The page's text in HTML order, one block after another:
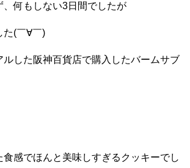
、何もしない3日間でしたが
た(￣∀￣)
ルした阪神百貨店で購入したバームサブ
食感でほんと美味しすぎるクッキーでし